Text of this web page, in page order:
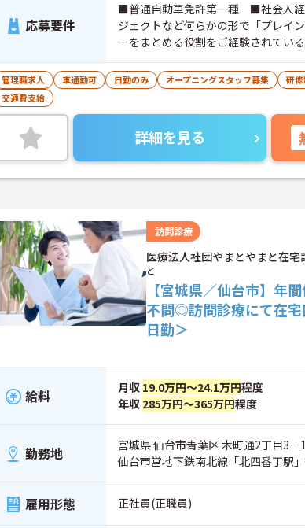
応募要件
■普通自動車免許第一種 ■社会人
ジェクトなど何らかの形で「プレイ
ーをまとめる役割をご経験されて
を感じられる方 ■社会福祉士、介
連職種の実務経験をお持ちの方歓迎
管理職求人 車通勤可 日勤のみ オープニングスタッフ募集 研
交通費支給
詳細を見る
訪問診療
医療法人社団やまとやまと在宅
と
【宮城県／仙台市】年
不問◎訪問診療にて在宅
日勤＞
給料 月収 19.0万円～24.1万円程度
年収 285万円～365万円程度
勤務地
宮城県 仙台市青葉区 木町通2丁目3－
仙台市営地下鉄南北線「北四番丁駅
雇用形態 正社員(正職員)